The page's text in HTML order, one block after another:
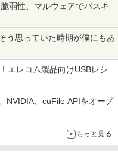
弱性、マルウェアでパスキ
思っていた時期が僕にもあ
エレコム製品向けUSBレシ
NVIDIA、cuFile APIをオープ
もっと見る